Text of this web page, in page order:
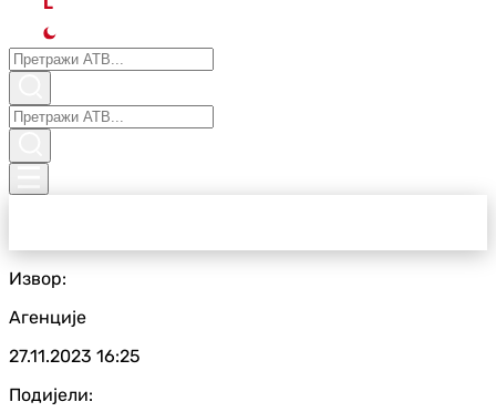
Извор:
Агенције
27.11.2023 16:25
Подијели: